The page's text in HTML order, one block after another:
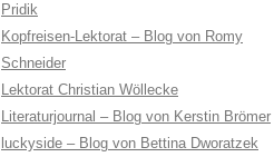
Pridik
Kopfreisen-Lektorat – Blog von Romy
Schneider
Lektorat Christian Wöllecke
Literaturjournal – Blog von Kerstin Brömer
luckyside – Blog von Bettina Dworatzek